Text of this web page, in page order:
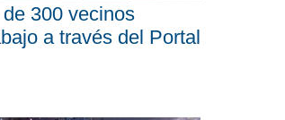
300 vecinos
a través del Portal